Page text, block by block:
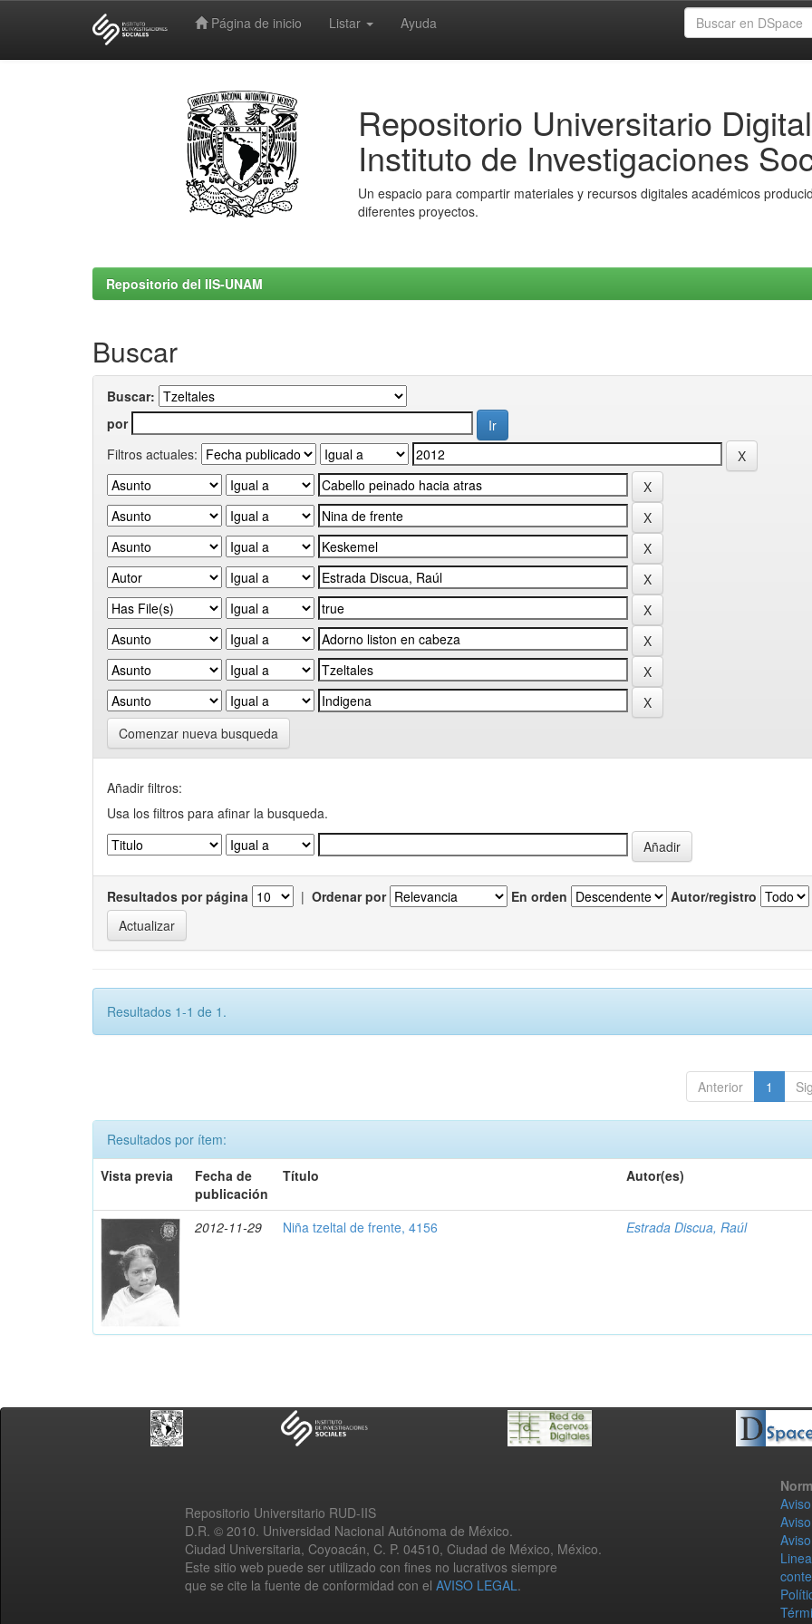
Página de inicio Listar Ayuda
Repositorio Universitario Digital
Instituto de Investigaciones
Un espacio para compartir materiales y recursos digitales académicos
diferentes proyectos.
Repositorio del IIS-UNAM
Buscar
Buscar:
por
Filtros actuales:
Comenzar nueva busqueda
Añadir filtros:
Usa los filtros para afinar la busqueda.
Resultados por página | Ordenar por En orden Autor/registro
Resultados 1-1 de 1.
Anterior 1
Resultados por ítem:
Vista previa
Fecha de
publicación
Título Autor(es)
2012-11-29 Niña tzeltal de frente, 4156 Estrada Discua, Raúl
Repositorio Universitario RUD-IIS
D.R. © 2010. Universidad Nacional Autónoma de México.
Ciudad Universitaria, Coyoacán, C. P. 04510, Ciudad de México, México.
Este sitio web puede ser utilizado con fines no lucrativos siempre
que se cite la fuente de conformidad con el AVISO LEGAL.